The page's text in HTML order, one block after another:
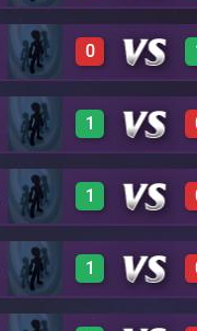
0 A5
0
0 A5
1
1 A5
1
1 A5
1